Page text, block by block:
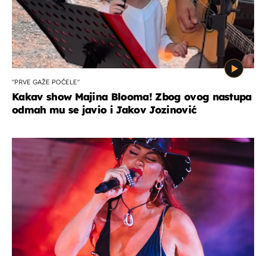
"PRVE GAŽE POČELE"
Kakav show Majina Blooma! Zbog ovog nastupa
odmah mu se javio i Jakov Jozinović